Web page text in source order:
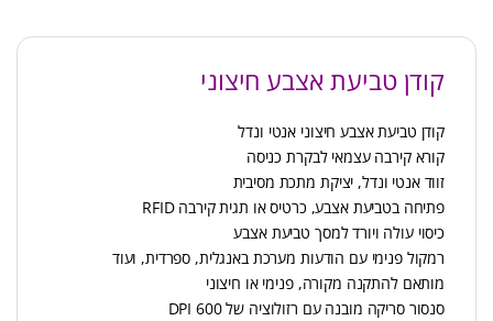
קודן טביעת אצבע חיצוני
קודן טביעת אצבע חיצוני אנטי ונדל
קורא קירבה עצמאי לבקרת כניסה
זווד אנטי ונדל, יציקת מתכת מסיבית
פתיחה בטביעת אצבע, כרטיס או תגית קירבה RFID
כיסוי עולה ויורד למסך טביעת אצבע
רמקול פנימי עם הודעות מערכת באנגלית, ספרדית, ועוד
מותאם להתקנה מקורה, פנימי או חיצוני
סנסור סריקה מובנה עם רזולוציה של 600 DPI